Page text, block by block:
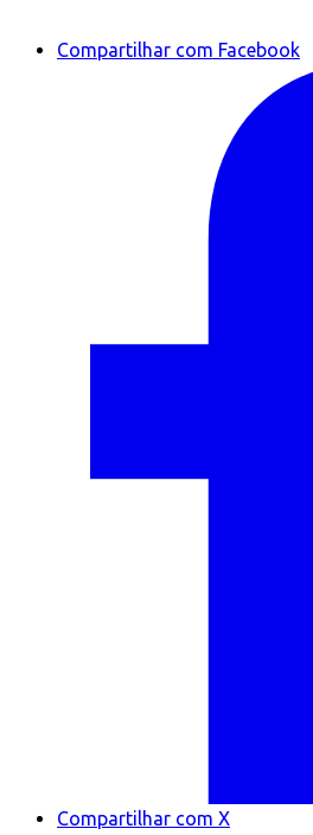
Compartilhar com Facebook
Compartilhar com X